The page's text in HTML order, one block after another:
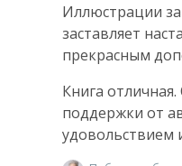
Иллюстрации
заставляет
прекрасным
Книга
поддержки от
удовольствием